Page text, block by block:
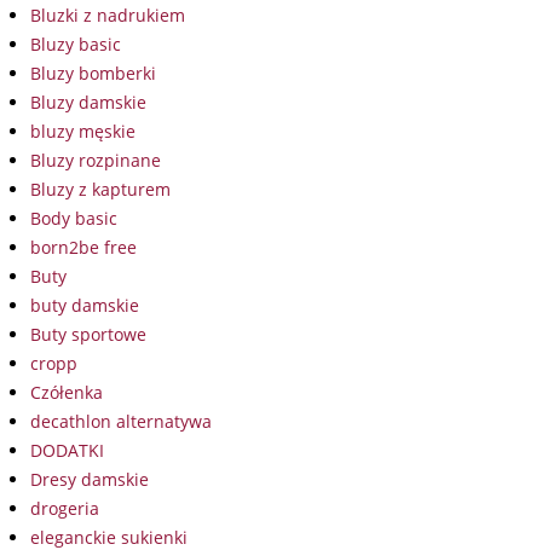
Bluzki z nadrukiem
Bluzy basic
Bluzy bomberki
Bluzy damskie
bluzy męskie
Bluzy rozpinane
Bluzy z kapturem
Body basic
born2be free
Buty
buty damskie
Buty sportowe
cropp
Czółenka
decathlon alternatywa
DODATKI
Dresy damskie
drogeria
eleganckie sukienki